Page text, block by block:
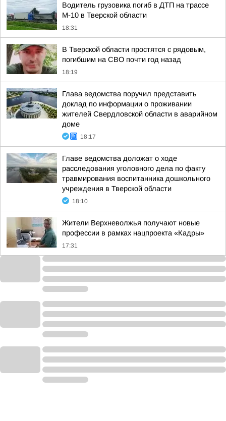
Водитель грузовика погиб в ДТП на трассе
М-10 в Тверской области
18:31
В Тверской области простятся с рядовым,
погибшим на СВО почти год назад
18:19
Глава ведомства поручил представить
доклад по информации о проживании
жителей Свердловской области в аварийном
доме
18:17
Главе ведомства доложат о ходе
расследования уголовного дела по факту
травмирования воспитанника дошкольного
учреждения в Тверской области
18:10
Жители Верхневолжья получают новые
профессии в рамках нацпроекта «Кадры»
17:31